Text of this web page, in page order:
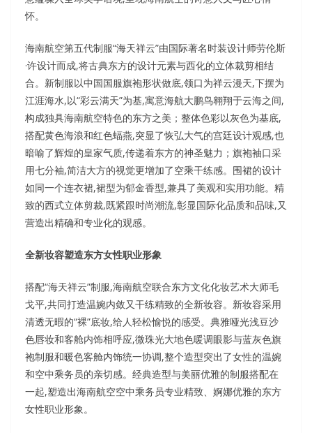
怀。
海南航空第五代制服“海天祥云”由国际著名时装设计师劳伦斯
·许设计而成,将古典东方的设计元素与西化的立体裁剪相结
合。新制服以中国国服旗袍形状做底,领口为祥云漫天,下摆为
江涯海水,以“彩云满天”为基,寓意海航大鹏鸟翱翔于云海之间,
构成独具海南航空特色的东方之美；整体色彩以灰色为基底,
搭配黄色海浪和红色蝠燕,突显了恢弘大气的宫廷设计观感,也
暗喻了辉煌的皇家气质,传递着东方的神圣魅力；旗袍袖口采
用七分袖,简洁大方的视觉更增加了空乘干练感。围裙的设计
如同一个连衣裙,裙型为郁金香型,兼具了美观和实用功能。精
致的西式立体剪裁,既紧跟时尚潮流,彰显国际化品质和品味,又
营造出精确和专业化的观感。
全新妆容塑造东方女性职业形象
搭配“海天祥云”制服,海南航空联合东方文化化妆艺术大师毛
戈平,共同打造温婉内敛又干练精致的全新妆容。新妆容采用
清透无暇的“裸”底妆,给人轻松愉悦的感受。典雅哑光浅豆沙
色唇妆和客舱内饰相呼应,微珠光大地色暖调眼影与蓝灰色旗
袍制服和暖色客舱内饰统一协调,整个造型突出了女性的温婉
和空中乘务员的亲切感。经典造型与美丽优雅的制服搭配在
一起,塑造出海南航空空中乘务员专业精致、婀娜优雅的东方
女性职业形象。